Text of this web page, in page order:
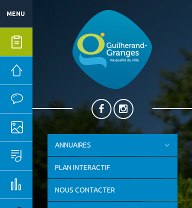
MENU
Mes démarches
Vie quotidienne
Sport, culture & loisirs
Emploi & économie
ANNUAIRES
PLAN INTERACTIF
NOUS CONTACTER